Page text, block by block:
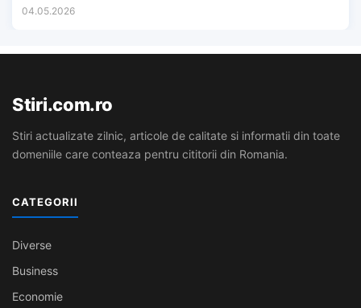
04.05.2026
Stiri.com.ro
Stiri actualizate zilnic, articole de calitate si informatii din toate
domeniile care conteaza pentru cititorii din Romania.
CATEGORII
Diverse
Business
Economie